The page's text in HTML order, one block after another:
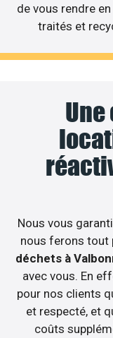
de vous rendre
traités et
Nous vous
nous ferons tout
déchets à
avec vous. En
pour nos clients
et respecté, et
coûts